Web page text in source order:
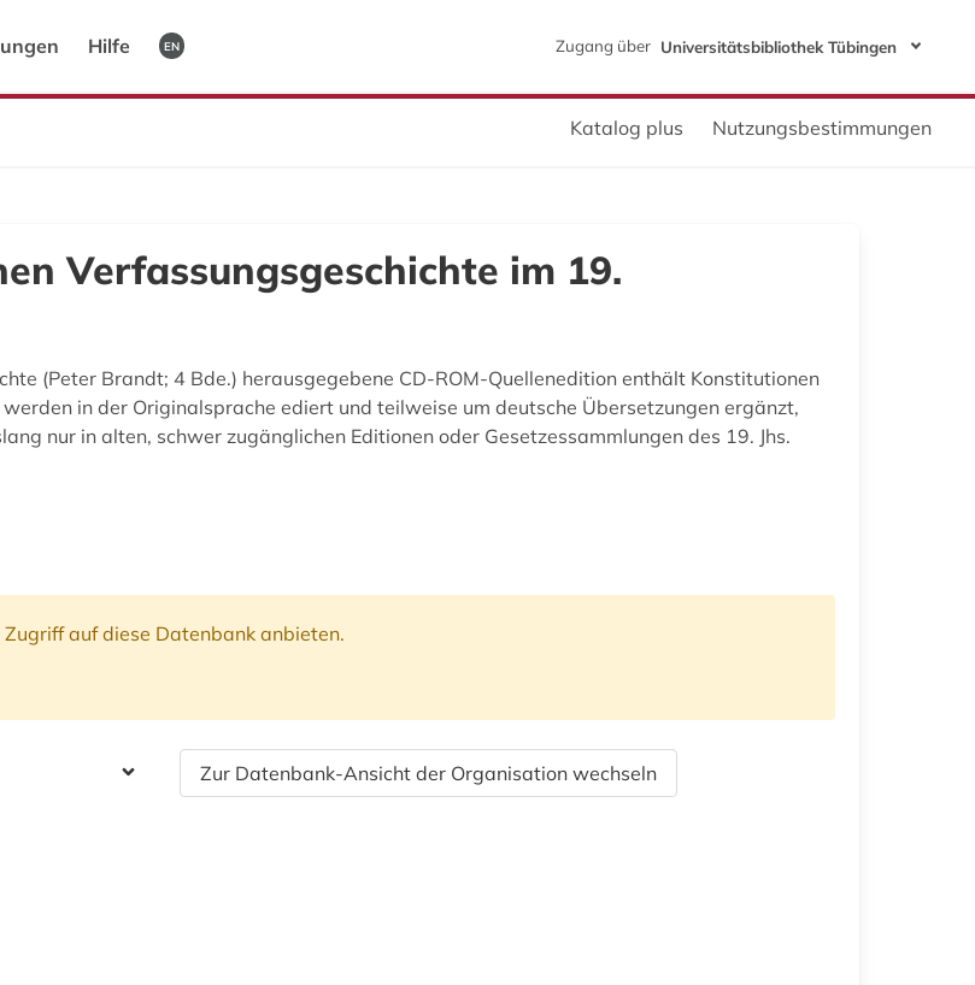
Hilfe EN Zugang über Universitätsbibliothek Tübingen
Katalog plus Nutzungsbestimmungen
Verfassungsgeschichte im 19.
(Peter Brandt; 4 Bde.) herausgegebene CD-ROM-Quellenedition enthält Konstitutionen
in der Originalsprache ediert und teilweise um deutsche Übersetzungen ergänzt,
nur in alten, schwer zugänglichen Editionen oder Gesetzessammlungen des 19. Jhs.
auf diese Datenbank anbieten.
Zur Datenbank-Ansicht der Organisation wechseln